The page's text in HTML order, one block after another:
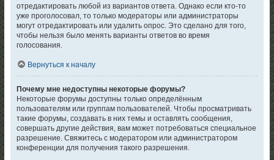
отредактировать любой из вариантов ответа. Однако если кто-то
уже проголосовал, то только модераторы или администраторы
могут отредактировать или удалить опрос. Это сделано для того,
чтобы нельзя было менять варианты ответов во время
голосования.
Вернуться к началу
Почему мне недоступны некоторые форумы?
Некоторые форумы доступны только определённым
пользователям или группам пользователей. Чтобы просматривать
такие форумы, создавать в них темы и оставлять сообщения,
совершать другие действия, вам может потребоваться специальное
разрешение. Свяжитесь с модератором или администратором
конференции для получения такого разрешения.